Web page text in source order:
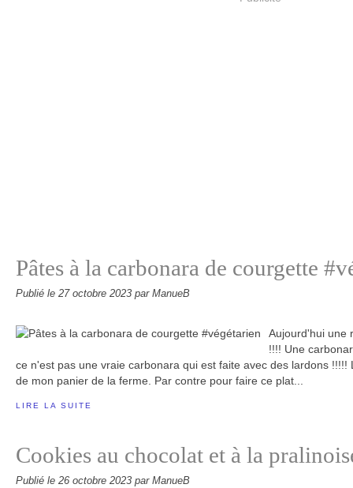
Pâtes à la carbonara de courgette
Publié le 27 octobre 2023 par ManueB
Aujourd'hui une
!!!! Une
ce n'est pas une vraie carbonara qui est faite avec des lardons
de mon panier de la ferme. Par contre pour faire ce plat...
LIRE LA SUITE
Cookies au chocolat et à la
Publié le 26 octobre 2023 par ManueB